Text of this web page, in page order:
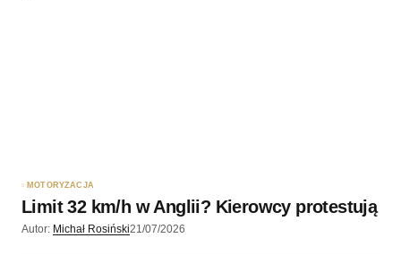
Wyślij komentarz
MOTORYZACJA
Limit 32 km/h w Anglii? Kierowcy protestują
Autor: Michał Rosiński21/07/2026